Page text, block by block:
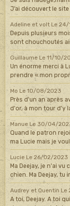
J’ai découvert le
Adeline et volt Le 24/
Depuis plusieurs
sont chouchoutés
Guillaume Le 11/10/
Un énorme merci à
prendre « mon
Mo Le 10/08/2023
Près d'un an après
d'or, à mon tour d'y
Manue Le 30/04/
Quand le patron
ma Lucie mais je
Lucie Le 26/02/2023
Ma Deejay, je n'ai
chien. Ma Deejay, tu
Audrey et Quentin Le
A toi, Deejay. A toi